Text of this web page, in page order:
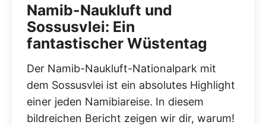
Namib-Naukluft und
Sossusvlei: Ein
fantastischer Wüstentag
Der Namib-Naukluft-Nationalpark mit
dem Sossusvlei ist ein absolutes Highlight
einer jeden Namibiareise. In diesem
bildreichen Bericht zeigen wir dir, warum!